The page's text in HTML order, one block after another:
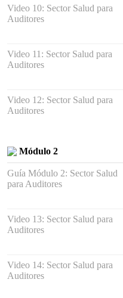
Video 10: Sector Salud para
Auditores
Video 11: Sector Salud para
Auditores
Video 12: Sector Salud para
Auditores
Módulo 2
Guía Módulo 2: Sector Salud
para Auditores
Video 13: Sector Salud para
Auditores
Video 14: Sector Salud para
Auditores